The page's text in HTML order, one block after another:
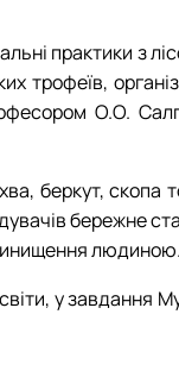
практики з
трофеїв,
О.О.
беркут, скопа
бережне
людиною.
у